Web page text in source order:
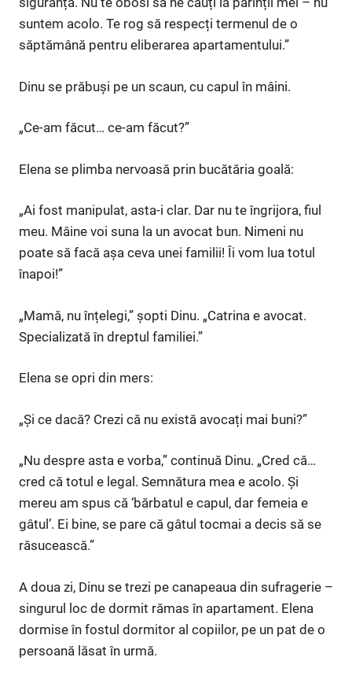
suntem acolo. Te rog să respecți termenul de o
săptămână pentru eliberarea apartamentului.”
Dinu se prăbuși pe un scaun, cu capul în mâini.
„Ce-am făcut… ce-am făcut?”
Elena se plimba nervoasă prin bucătăria goală:
„Ai fost manipulat, asta-i clar. Dar nu te îngrijora, fiul
meu. Mâine voi suna la un avocat bun. Nimeni nu
poate să facă așa ceva unei familii! Îi vom lua totul
înapoi!”
„Mamă, nu înțelegi,” șopti Dinu. „Catrina e avocat.
Specializată în dreptul familiei.”
Elena se opri din mers:
„Și ce dacă? Crezi că nu există avocați mai buni?”
„Nu despre asta e vorba,” continuă Dinu. „Cred că…
cred că totul e legal. Semnătura mea e acolo. Și
mereu am spus că ‘bărbatul e capul, dar femeia e
gâtul’. Ei bine, se pare că gâtul tocmai a decis să se
răsucească.”
A doua zi, Dinu se trezi pe canapeaua din sufragerie –
singurul loc de dormit rămas în apartament. Elena
dormise în fostul dormitor al copiilor, pe un pat de o
persoană lăsat în urmă.